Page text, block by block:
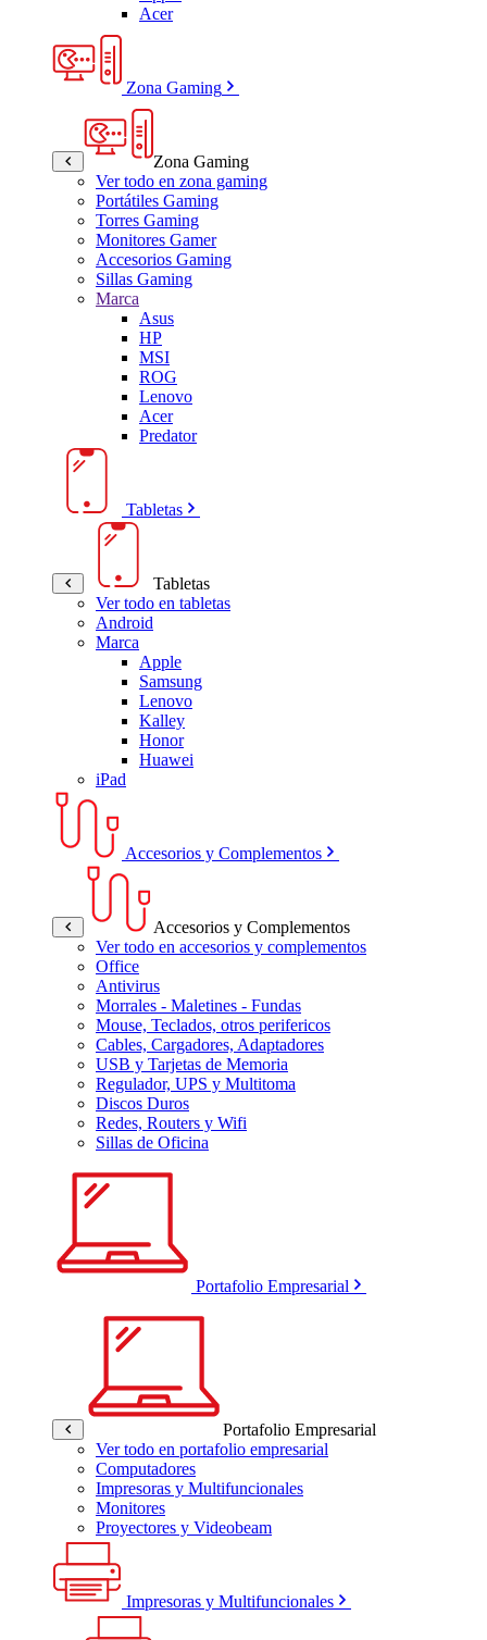
Acer
Zona Gaming
Zona Gaming
Ver todo en zona gaming
Portátiles Gaming
Torres Gaming
Monitores Gamer
Accesorios Gaming
Sillas Gaming
Marca
Asus
HP
MSI
ROG
Lenovo
Acer
Predator
Tabletas
Tabletas
Ver todo en tabletas
Android
Marca
Apple
Samsung
Lenovo
Kalley
Honor
Huawei
iPad
Accesorios y Complementos
Accesorios y Complementos
Ver todo en accesorios y complementos
Office
Antivirus
Morrales - Maletines - Fundas
Mouse, Teclados, otros perifericos
Cables, Cargadores, Adaptadores
USB y Tarjetas de Memoria
Regulador, UPS y Multitoma
Discos Duros
Redes, Routers y Wifi
Sillas de Oficina
Portafolio Empresarial
Portafolio Empresarial
Ver todo en portafolio empresarial
Computadores
Impresoras y Multifuncionales
Monitores
Proyectores y Videobeam
Impresoras y Multifuncionales